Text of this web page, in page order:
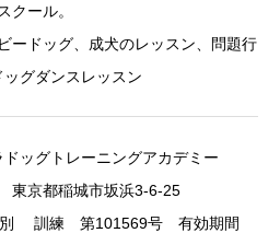
スクール。
ードッグ、成犬のレッスン、問題行
グダンスレッスン
ッグトレーニングアカデミー
東京都稲城市坂浜3-6-25
別 訓練 第101569号 有効期間